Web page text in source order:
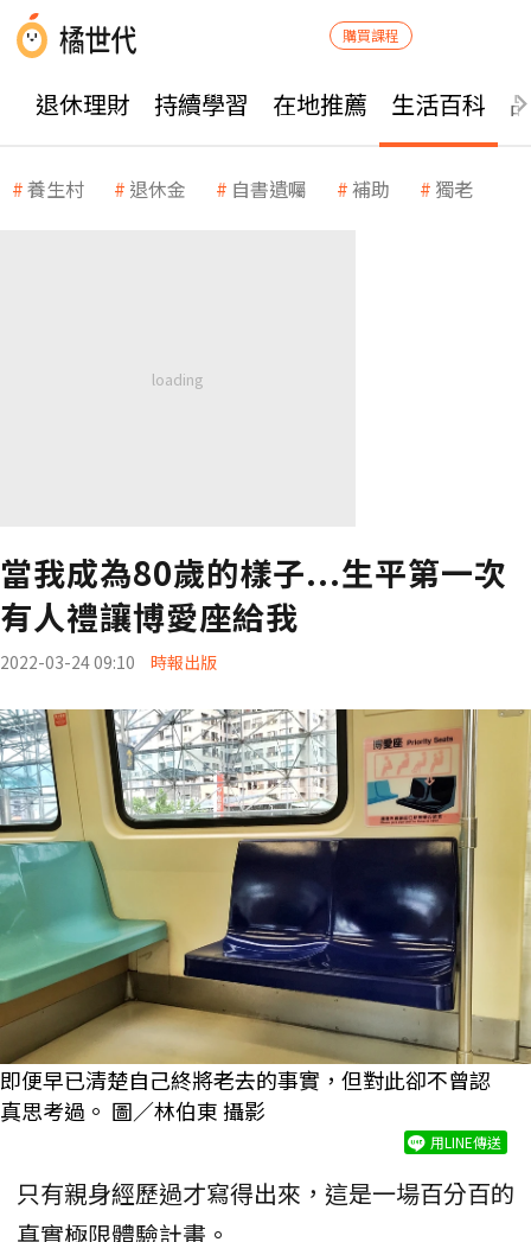
購買課程
退休理財 持續學習 在地推薦 生活百科
養生村 退休金 自書遺囑 補助 獨老
當我成為80歲的樣子...生平第一次
有人禮讓博愛座給我
2022-03-24 09:10 時報出版
即便早已清楚自己終將老去的事實，但對此卻不曾認
真思考過。 圖／林伯東 攝影
用LINE傳送
只有親身經歷過才寫得出來，這是一場百分百的
真實極限體驗計畫。